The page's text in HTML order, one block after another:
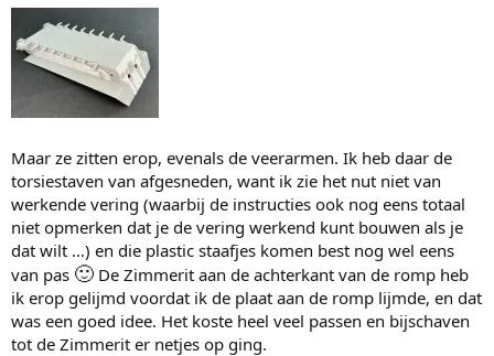
Maar ze zitten erop, evenals de veerarmen. Ik heb daar de
torsiestaven van afgesneden, want ik zie het nut niet van
werkende vering (waarbij de instructies ook nog eens totaal
niet opmerken dat je de vering werkend kunt bouwen als je
dat wilt …) en die plastic staafjes komen best nog wel eens
van pas 🙂 De Zimmerit aan de achterkant van de romp heb
ik erop gelijmd voordat ik de plaat aan de romp lijmde, en dat
was een goed idee. Het koste heel veel passen en bijschaven
tot de Zimmerit er netjes op ging.